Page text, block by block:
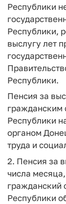
Республики
Республики,
выслугу лет
Республики.
Пенсия за
Республики
органом
труда и
2. Пенсия за
числа
гражданский
Республики